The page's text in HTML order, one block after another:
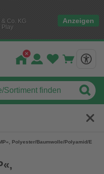
Co. KG
Play
Anzeigen
Polyester/Baumwolle/Polyamid/